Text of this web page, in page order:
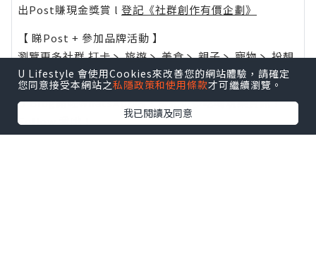
出Post賺現金獎賞 l 登記《社群創作有價企劃》
【 睇Post + 參加品牌活動 】
瀏覽更多社群打卡丶旅遊丶美食丶親子丶寵物丶扮靚
攻略及活動情報
U Blog開咗WhatsApp啦！發掘更多吃喝玩樂資訊！
Follow 我哋！
U Lifestyle 會使用Cookies來改善您的網站體驗，請確定
您同意接受本網站之私隱政策和使用條款才可繼續瀏覽。
我已閱讀及同意